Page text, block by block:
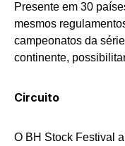
Presente em 30
mesmos
campeonatos da
continente,
Circuito
O BH Stock Festival